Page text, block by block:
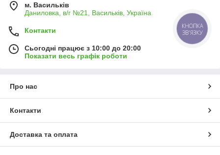
м. Васильків
Даниловка, в/г №21, Васильків, Україна
Контакти
Сьогодні працює з 10:00 до 20:00
Показати весь графік роботи
Про нас
Контакти
Доставка та оплата
КНОПКА
ЗВ'ЯЗКУ